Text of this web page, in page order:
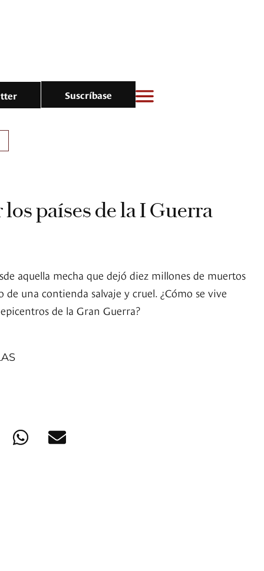
Suscríbase
países de la I Guerra
aquella mecha que dejó diez millones de muertos
una contienda salvaje y cruel. ¿Cómo se vive
de la Gran Guerra?